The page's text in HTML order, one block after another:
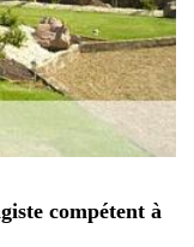
compétent à